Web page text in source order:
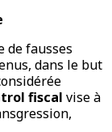
de fausses
dans le but
fiscal vise à